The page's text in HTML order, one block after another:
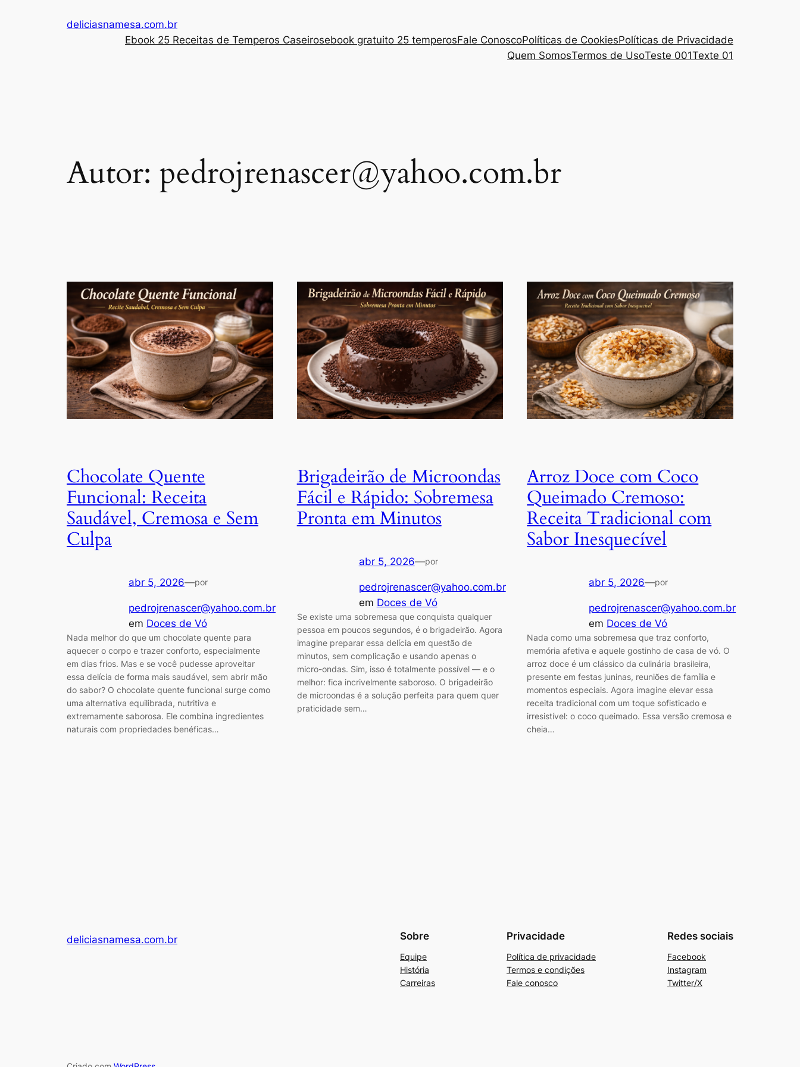
deliciasnamesa.com.br
Ebook 25 Receitas de Temperos Caseirosebook gratuito 25 temperosFale ConoscoPolíticas de CookiesPolíticas de Privacidade
Quem SomosTermos de UsoTeste 001Texte 01
Autor: pedrojrenascer@yahoo.com.br
Chocolate Quente
Funcional: Receita
Saudável, Cremosa e Sem
Culpa
abr 5, 2026—por
pedrojrenascer@yahoo.com.br
em Doces de Vó
Nada melhor do que um chocolate quente para
aquecer o corpo e trazer conforto, especialmente
em dias frios. Mas e se você pudesse aproveitar
essa delícia de forma mais saudável, sem abrir mão
do sabor? O chocolate quente funcional surge como
uma alternativa equilibrada, nutritiva e
extremamente saborosa. Ele combina ingredientes
naturais com propriedades benéficas…
Brigadeirão de Microondas
Fácil e Rápido: Sobremesa
Pronta em Minutos
abr 5, 2026—por
pedrojrenascer@yahoo.com.br
em Doces de Vó
Se existe uma sobremesa que conquista qualquer
pessoa em poucos segundos, é o brigadeirão. Agora
imagine preparar essa delícia em questão de
minutos, sem complicação e usando apenas o
micro-ondas. Sim, isso é totalmente possível — e o
melhor: fica incrivelmente saboroso. O brigadeirão
de microondas é a solução perfeita para quem quer
praticidade sem…
Arroz Doce com Coco
Queimado Cremoso:
Receita Tradicional com
Sabor Inesquecível
abr 5, 2026—por
pedrojrenascer@yahoo.com.br
em Doces de Vó
Nada como uma sobremesa que traz conforto,
memória afetiva e aquele gostinho de casa de vó. O
arroz doce é um clássico da culinária brasileira,
presente em festas juninas, reuniões de família e
momentos especiais. Agora imagine elevar essa
receita tradicional com um toque sofisticado e
irresistível: o coco queimado. Essa versão cremosa e
cheia…
deliciasnamesa.com.br Sobre
Equipe
História
Carreiras
Privacidade
Política de privacidade
Termos e condições
Fale conosco
Redes sociais
Facebook
Instagram
Twitter/X